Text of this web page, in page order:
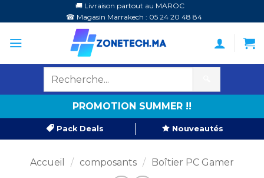
au
contenu
🚚 Livraison partout au MAROC
☎ Magasin Marrakech : 05 24 20 48 84
PROMOTION SUMMER !!
Pack Deals Nouveautés
Accueil / composants / Boîtier PC Gamer